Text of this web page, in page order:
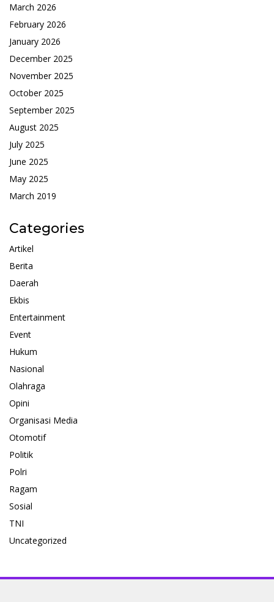
March 2026
February 2026
January 2026
December 2025
November 2025
October 2025
September 2025
August 2025
July 2025
June 2025
May 2025
March 2019
Categories
Artikel
Berita
Daerah
Ekbis
Entertainment
Event
Hukum
Nasional
Olahraga
Opini
Organisasi Media
Otomotif
Politik
Polri
Ragam
Sosial
TNI
Uncategorized